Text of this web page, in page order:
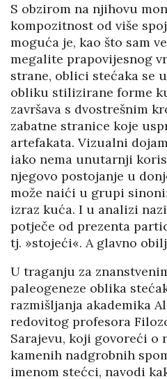
S obzirom na njihovu
kompozitnost od više
moguća je, kao što sam
megalite prapovijesnog
strane, oblici stećaka se
obliku stilizirane forme
završava s dvostrešnim
zabatne stranice koje
artefakata. Vizualni
iako nema unutarnji
njegovo postojanje u
može naići u grupi
izraz kuća. I u analizi
potječe od prezenta
tj. »stojeći«. A glavno
U traganju za
paleogeneze oblika
razmišljanja akademika
redovitog profesora
Sarajevu, koji govoreći
kamenih nadgrobnih
imenom stećci, navodi